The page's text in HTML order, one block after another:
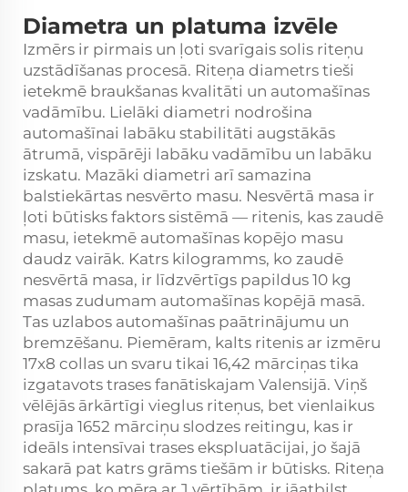
Diametra un platuma izvēle
Izmērs ir pirmais un ļoti svarīgais solis riteņu
uzstādīšanas procesā. Riteņa diametrs tieši
ietekmē braukšanas kvalitāti un automašīnas
vadāmību. Lielāki diametri nodrošina
automašīnai labāku stabilitāti augstākās
ātrumā, vispārēji labāku vadāmību un labāku
izskatu. Mazāki diametri arī samazina
balstiekārtas nesvērto masu. Nesvērtā masa ir
ļoti būtisks faktors sistēmā — ritenis, kas zaudē
masu, ietekmē automašīnas kopējo masu
daudz vairāk. Katrs kilogramms, ko zaudē
nesvērtā masa, ir līdzvērtīgs papildus 10 kg
masas zudumam automašīnas kopējā masā.
Tas uzlabos automašīnas paātrinājumu un
bremzēšanu. Piemēram, kalts ritenis ar izmēru
17x8 collas un svaru tikai 16,42 mārciņas tika
izgatavots trases fanātiskajam Valensijā. Viņš
vēlējās ārkārtīgi vieglus riteņus, bet vienlaikus
prasīja 1652 mārciņu slodzes reitingu, kas ir
ideāls intensīvai trases ekspluatācijai, jo šajā
sakarā pat katrs grāms tiešām ir būtisks. Riteņa